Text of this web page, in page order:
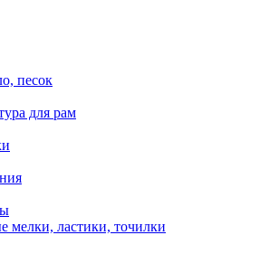
песок
для рам
мелки, ластики, точилки